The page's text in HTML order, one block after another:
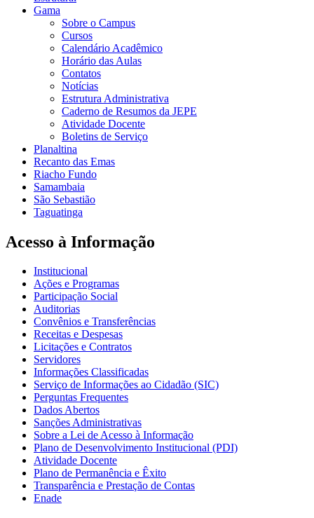
Gama
Sobre o Campus
Cursos
Calendário Acadêmico
Horário das Aulas
Contatos
Notícias
Estrutura Administrativa
Caderno de Resumos da JEPE
Atividade Docente
Boletins de Serviço
Planaltina
Recanto das Emas
Riacho Fundo
Samambaia
São Sebastião
Taguatinga
Acesso à Informação
Institucional
Ações e Programas
Participação Social
Auditorias
Convênios e Transferências
Receitas e Despesas
Licitações e Contratos
Servidores
Informações Classificadas
Serviço de Informações ao Cidadão (SIC)
Perguntas Frequentes
Dados Abertos
Sanções Administrativas
Sobre a Lei de Acesso à Informação
Plano de Desenvolvimento Institucional (PDI)
Atividade Docente
Plano de Permanência e Êxito
Transparência e Prestação de Contas
Enade